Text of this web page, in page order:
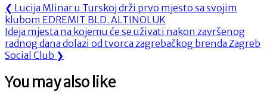
Navigacija
objava
❮ Previous
Post:
Lucija Mlinar u Turskoj drži prvo mjesto sa svojim
klubom EDREMIT BLD. ALTINOLUK
Next
Post:
Ideja mjesta na kojemu će se uživati nakon završenog
radnog dana dolazi od tvorca zagrebačkog brenda Zagreb
Social Club ❯
You may also like